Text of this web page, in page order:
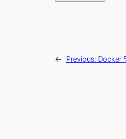
← Previous: Docker